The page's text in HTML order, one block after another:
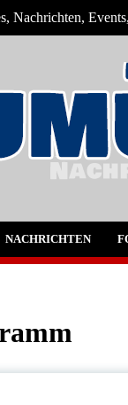
Nachrichten,
Szene
aus
NACHRICHTEN